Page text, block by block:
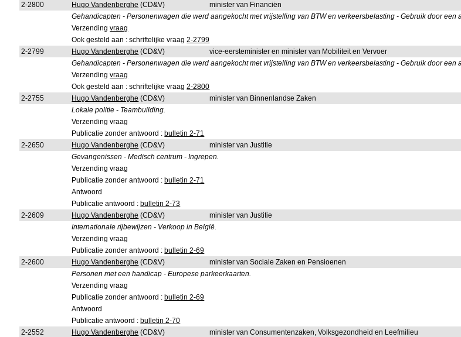
2-2800
Hugo Vandenberghe (CD&V)
minister van Financiën
Gehandicapten - Personenwagen die werd aangekocht met vrijstelling van BTW en verkeersbelasting - Gebruik door
Verzendingvraag
Ook gesteld aan : schriftelijke vraag2-2799
2-2799
Hugo Vandenberghe (CD&V)
vice-eersteminister en minister van Mobiliteit en Vervoer
Gehandicapten - Personenwagen die werd aangekocht met vrijstelling van BTW en verkeersbelasting - Gebruik door
Verzendingvraag
Ook gesteld aan : schriftelijke vraag2-2800
2-2755
Hugo Vandenberghe (CD&V)
minister van Binnenlandse Zaken
Lokale politie - Teambuilding.
Verzending vraag
Publicatie zonder antwoord : bulletin 2-71
2-2650
Hugo Vandenberghe (CD&V)
minister van Justitie
Gevangenissen - Medisch centrum - Ingrepen.
Verzending vraag
Publicatie zonder antwoord : bulletin 2-71
Antwoord
Publicatie antwoord : bulletin 2-73
2-2609
Hugo Vandenberghe (CD&V)
minister van Justitie
Internationale rijbewijzen - Verkoop in België.
Verzending vraag
Publicatie zonder antwoord : bulletin 2-69
2-2600
Hugo Vandenberghe (CD&V)
minister van Sociale Zaken en Pensioenen
Personen met een handicap - Europese parkeerkaarten.
Verzending vraag
Publicatie zonder antwoord : bulletin 2-69
Antwoord
Publicatie antwoord : bulletin 2-70
2-2552
Hugo Vandenberghe (CD&V)
minister van Consumentenzaken, Volksgezondheid en Leefmilieu